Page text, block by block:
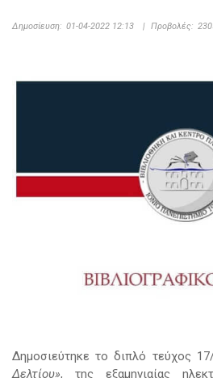
Δημοσίευση: 01-04-2022 12:13 | Προβολές:
Δημοσιεύτηκε το διπλό τεύχος
Δελτίου», της εξαμηνιαίας